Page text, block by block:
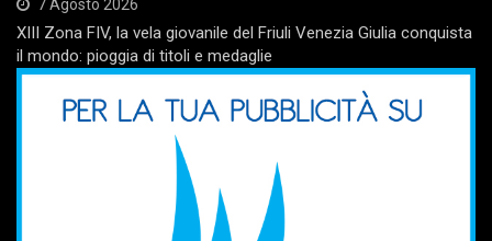
7 Agosto 2026
XIII Zona FIV, la vela giovanile del Friuli Venezia Giulia conquista
il mondo: pioggia di titoli e medaglie